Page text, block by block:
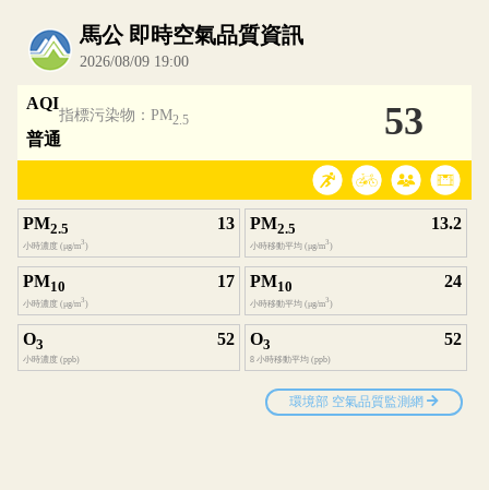
內嵌空氣品質小工具為視覺預覽，完整即時空